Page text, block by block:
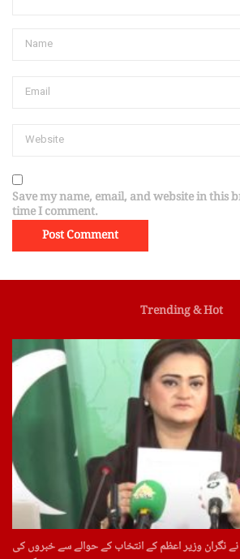
Save my name, email, and website in this
time I comment.
Trending & Hot
نے نگران وزیر اعظم کے انتخاب کے حوالے سے خبروں کی